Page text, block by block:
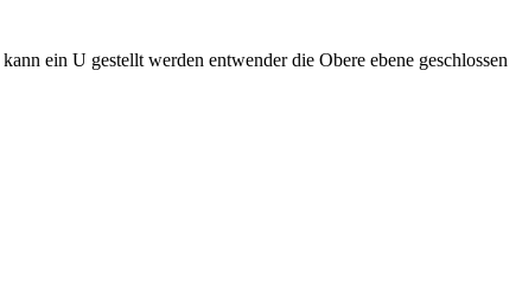
ein U gestellt werden entwender die Obere ebene geschlossen